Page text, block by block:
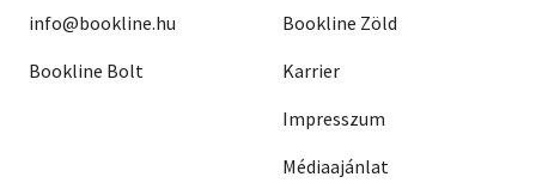
info@bookline.hu
Bookline Bolt
Bookline Zöld
Karrier
Impresszum
Médiaajánlat